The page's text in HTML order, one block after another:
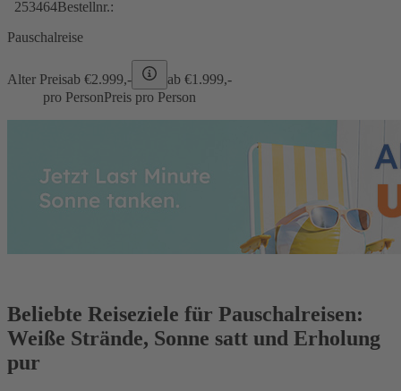
253464Bestellnr.:
Pauschalreise
Alter Preisab €2.999,- ab €1.999,-
pro PersonPreis pro Person
Beliebte Reiseziele für Pauschalreisen:
Weiße Strände, Sonne satt und Erholung
pur